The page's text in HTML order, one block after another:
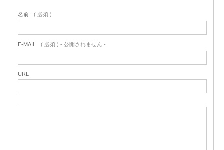
名前 ( 必須 )
E-MAIL ( 必須 ) - 公開されません -
URL